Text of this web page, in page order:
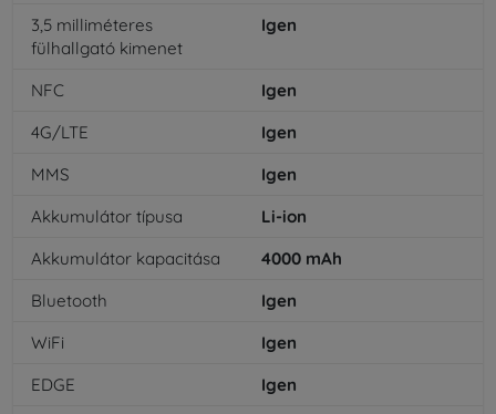
3,5 milliméteres
fülhallgató kimenet
Igen
NFC
Igen
4G/LTE
Igen
MMS
Igen
Akkumulátor típusa
Li-ion
Akkumulátor kapacitása
4000 mAh
Bluetooth
Igen
WiFi
Igen
EDGE
Igen